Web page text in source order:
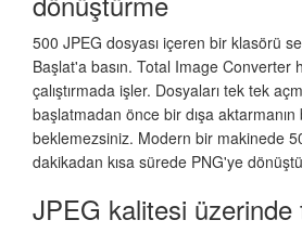
500 JPEG dosyası içeren bir klasörü
Başlat'a basın. Total Image Converter
çalıştırmada işler. Dosyaları tek tek
başlatmadan önce bir dışa aktarmanın
beklemezsiniz. Modern bir makinede
dakikadan kısa sürede PNG'ye
JPEG kalitesi